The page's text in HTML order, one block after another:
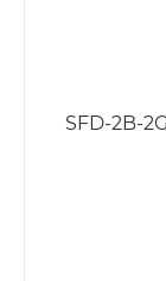
SFD-2B-